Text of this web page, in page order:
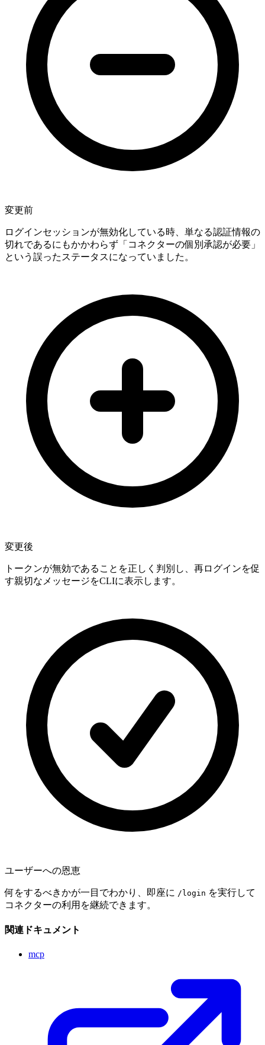
変更前
ログインセッションが無効化している時、単なる認証情報の
切れであるにもかかわらず「コネクターの個別承認が必要」
という誤ったステータスになっていました。
変更後
トークンが無効であることを正しく判別し、再ログインを促
す親切なメッセージをCLIに表示します。
ユーザーへの恩恵
何をするべきかが一目でわかり、即座に /login を実行して
コネクターの利用を継続できます。
関連ドキュメント
mcp